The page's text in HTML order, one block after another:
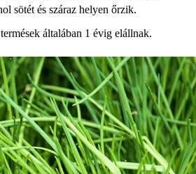
sötét és száraz helyen őrzik.
általában 1 évig elállnak.